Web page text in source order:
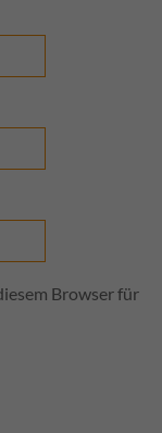
Browser für